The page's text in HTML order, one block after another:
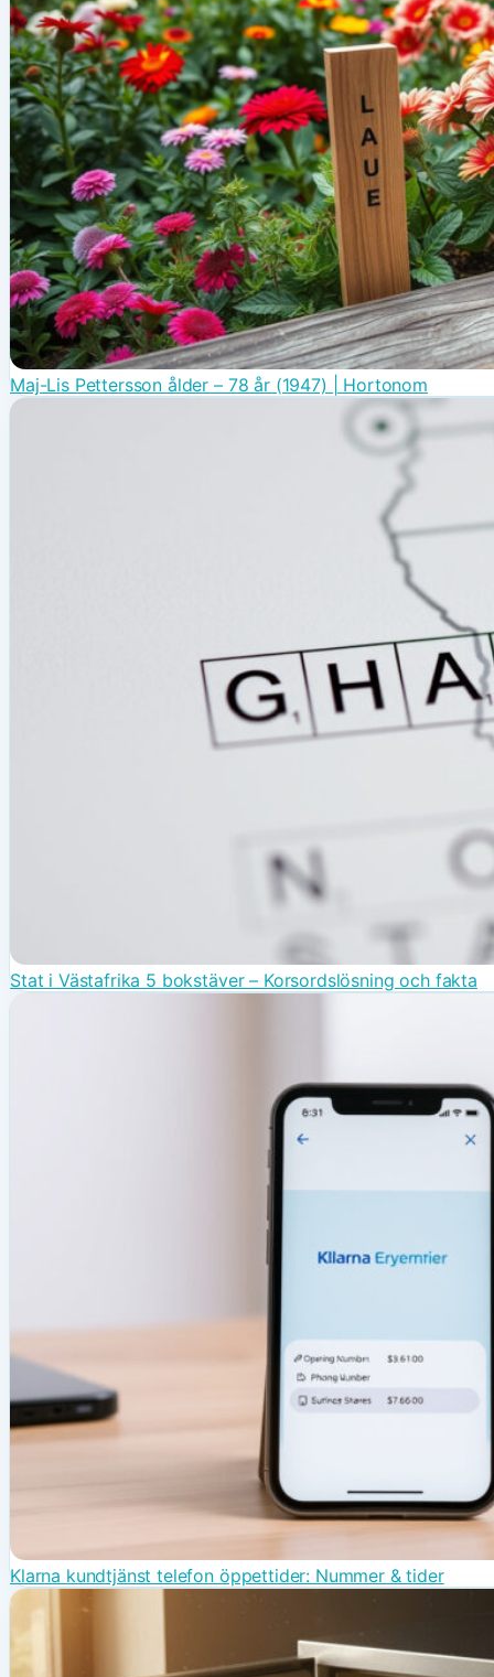
Maj-Lis Pettersson ålder – 78 år (1947) | Hortonom
Stat i Västafrika 5 bokstäver – Korsordslösning och fakta
Klarna kundtjänst telefon öppettider: Nummer & tider